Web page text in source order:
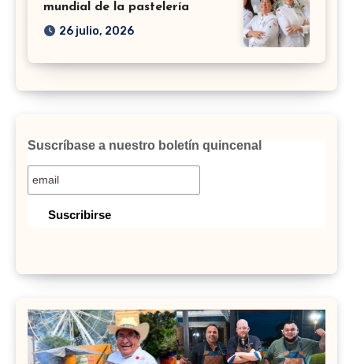
mundial de la pastelería
26 julio, 2026
Suscríbase a nuestro boletín quincenal